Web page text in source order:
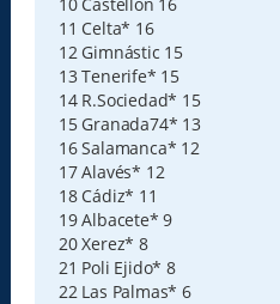
11 Celta* 16
12 Gimnástic 15
13 Tenerife* 15
14 R.Sociedad* 15
15 Granada74* 13
16 Salamanca* 12
17 Alavés* 12
18 Cádiz* 11
19 Albacete* 9
20 Xerez* 8
21 Poli Ejido* 8
22 Las Palmas* 6